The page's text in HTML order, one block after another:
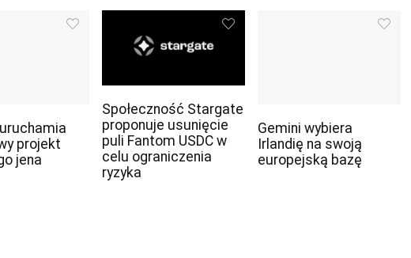
projekt
jena
Społeczność Stargate
proponuje usunięcie
puli Fantom USDC w
celu ograniczenia
ryzyka
Gemini wybiera
Irlandię na swoją
europejską bazę